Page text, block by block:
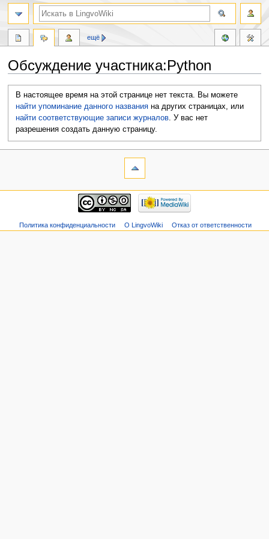
Обсуждение участника:Python
навигации
В настоящее время на этой странице нет текста. Вы можете
найти упоминание данного названия на других страницах, или
найти соответствующие записи журналов. У вас нет
разрешения создать данную страницу.
ещё
Политика конфиденциальности О LingvoWiki Отказ от ответственности